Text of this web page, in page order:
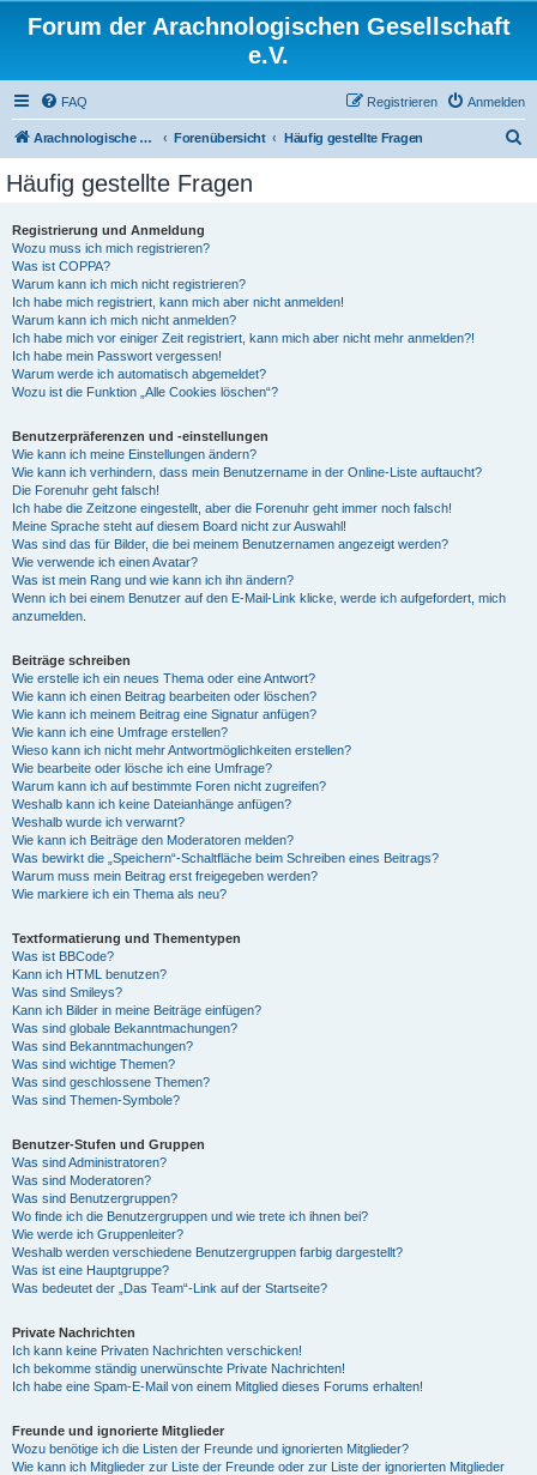
Forum der Arachnologischen Gesellschaft
e.V.
FAQ Anmelden
Registrieren
Arachnologische Gesellschaft e. V. Forenübersicht Häufig gestellte Fragen
Häufig gestellte Fragen
Registrierung und Anmeldung
Wozu muss ich mich registrieren?
Was ist COPPA?
Warum kann ich mich nicht registrieren?
Ich habe mich registriert, kann mich aber nicht anmelden!
Warum kann ich mich nicht anmelden?
Ich habe mich vor einiger Zeit registriert, kann mich aber nicht mehr anmelden?!
Ich habe mein Passwort vergessen!
Warum werde ich automatisch abgemeldet?
Wozu ist die Funktion „Alle Cookies löschen“?
Benutzerpräferenzen und -einstellungen
Wie kann ich meine Einstellungen ändern?
Wie kann ich verhindern, dass mein Benutzername in der Online-Liste auftaucht?
Die Forenuhr geht falsch!
Ich habe die Zeitzone eingestellt, aber die Forenuhr geht immer noch falsch!
Meine Sprache steht auf diesem Board nicht zur Auswahl!
Was sind das für Bilder, die bei meinem Benutzernamen angezeigt werden?
Wie verwende ich einen Avatar?
Was ist mein Rang und wie kann ich ihn ändern?
Wenn ich bei einem Benutzer auf den E-Mail-Link klicke, werde ich aufgefordert, mich
anzumelden.
Beiträge schreiben
Wie erstelle ich ein neues Thema oder eine Antwort?
Wie kann ich einen Beitrag bearbeiten oder löschen?
Wie kann ich meinem Beitrag eine Signatur anfügen?
Wie kann ich eine Umfrage erstellen?
Wieso kann ich nicht mehr Antwortmöglichkeiten erstellen?
Wie bearbeite oder lösche ich eine Umfrage?
Warum kann ich auf bestimmte Foren nicht zugreifen?
Weshalb kann ich keine Dateianhänge anfügen?
Weshalb wurde ich verwarnt?
Wie kann ich Beiträge den Moderatoren melden?
Was bewirkt die „Speichern“-Schaltfläche beim Schreiben eines Beitrags?
Warum muss mein Beitrag erst freigegeben werden?
Wie markiere ich ein Thema als neu?
Textformatierung und Thementypen
Was ist BBCode?
Kann ich HTML benutzen?
Was sind Smileys?
Kann ich Bilder in meine Beiträge einfügen?
Was sind globale Bekanntmachungen?
Was sind Bekanntmachungen?
Was sind wichtige Themen?
Was sind geschlossene Themen?
Was sind Themen-Symbole?
Benutzer-Stufen und Gruppen
Was sind Administratoren?
Was sind Moderatoren?
Was sind Benutzergruppen?
Wo finde ich die Benutzergruppen und wie trete ich ihnen bei?
Wie werde ich Gruppenleiter?
Weshalb werden verschiedene Benutzergruppen farbig dargestellt?
Was ist eine Hauptgruppe?
Was bedeutet der „Das Team“-Link auf der Startseite?
Private Nachrichten
Ich kann keine Privaten Nachrichten verschicken!
Ich bekomme ständig unerwünschte Private Nachrichten!
Ich habe eine Spam-E-Mail von einem Mitglied dieses Forums erhalten!
Freunde und ignorierte Mitglieder
Wozu benötige ich die Listen der Freunde und ignorierten Mitglieder?
Wie kann ich Mitglieder zur Liste der Freunde oder zur Liste der ignorierten Mitglieder